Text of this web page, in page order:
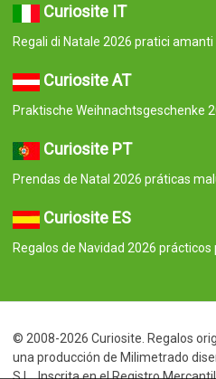
Curiosite IT
Regali di Natale 2026 pratici
Curiosite AT
Praktische Weihnachtsgeschenke
Curiosite PT
Prendas de Natal 2026 práticas
Curiosite ES
Regalos de Navidad 2026
© 2008-2026 Curiosite. Regalos
una producción de Milimetrado